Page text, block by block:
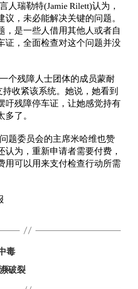
人瑞勒特(Jamie Rilett)认为，
，未必能解决关键的问题。
，是一些人借用其他人或者自
证，全面检查对这个问题并没
个残障人士团体的成员蒙耐
持收紧该系统。她说，她看到
吁残障停车证，让她感觉持有
了。
题委员会的主席米哈维也赞
认为，重新申请者需要付费，
用可以用来支付检查行动所需
毒
破裂